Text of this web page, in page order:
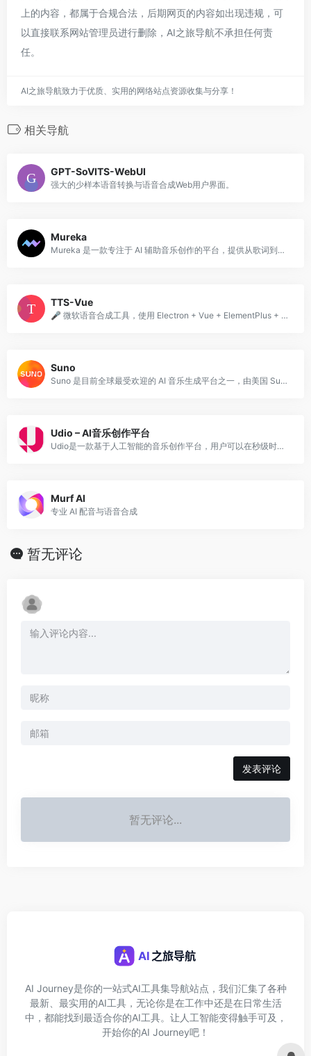
上的内容，都属于合规合法，后期网页的内容如出现违规，可
以直接联系网站管理员进行删除，AI之旅导航不承担任何责
任。
AI之旅导航致力于优质、实用的网络站点资源收集与分享！
相关导航
GPT-SoVITS-WebUI
强大的少样本语音转换与语音合成Web用户界面。
Mureka
Mureka 是一款专注于 AI 辅助音乐创作的平台，提供从歌词到完整歌曲的一站式 AI 生成能力。
TTS-Vue
🎤 微软语音合成工具，使用 Electron + Vue + ElementPlus + Vite 构建。
Suno
Suno 是目前全球最受欢迎的 AI 音乐生成平台之一，由美国 Suno AI 公司开发，支持用户通过简短的文字描述生成带有人声的完整歌曲。
Udio – AI音乐创作平台
Udio是一款基于人工智能的音乐创作平台，用户可以在秒级时间内生成、创建和分享音乐。
Murf AI
专业 AI 配音与语音合成
暂无评论
发表评论
暂无评论...
AI Journey是你的一站式AI工具集导航站点，我们汇集了各种
最新、最实用的AI工具，无论你是在工作中还是在日常生活
中，都能找到最适合你的AI工具。让人工智能变得触手可及，
开始你的AI Journey吧！